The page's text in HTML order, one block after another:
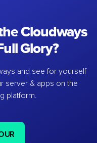
Cloudways
Glory?
and see for yourself
server & apps on the
platform.